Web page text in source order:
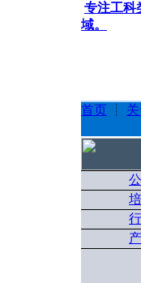
专注工科
域。
首页 ┊